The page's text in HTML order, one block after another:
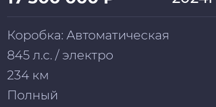
Коробка: Автоматическая
845 л.с. / электро
234 км
Полный